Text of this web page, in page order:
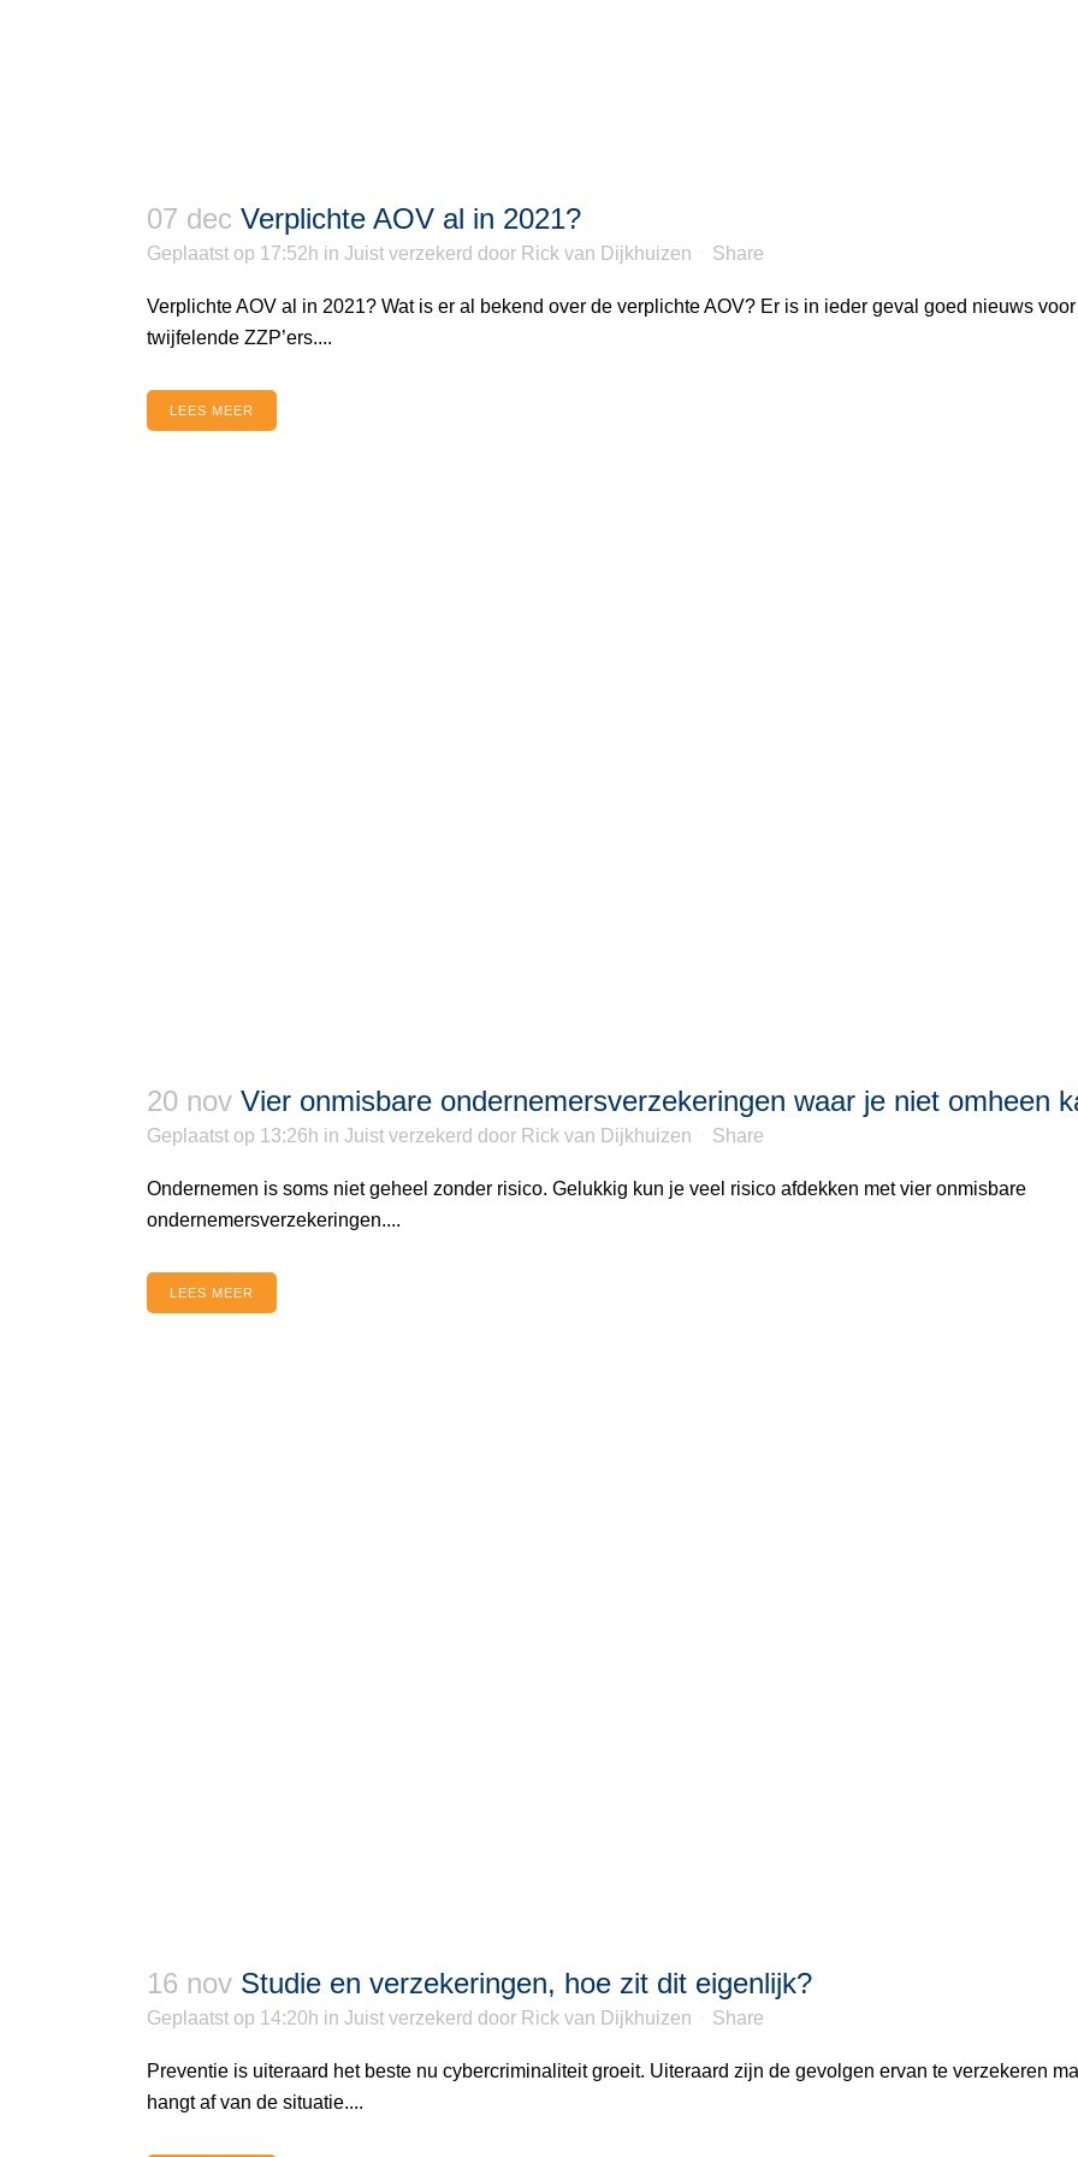
07 dec Verplichte AOV al in 2021?
Geplaatst op 17:52h in Juist verzekerd door Rick van Dijkhuizen Share
Verplichte AOV al in 2021? Wat is er al bekend over de verplichte AOV? Er is in ieder geval goed nieuws voor
twijfelende ZZP’ers....
LEES MEER
20 nov Vier onmisbare ondernemersverzekeringen waar je niet omheen
Geplaatst op 13:26h in Juist verzekerd door Rick van Dijkhuizen Share
Ondernemen is soms niet geheel zonder risico. Gelukkig kun je veel risico afdekken met vier onmisbare
ondernemersverzekeringen....
LEES MEER
16 nov Studie en verzekeringen, hoe zit dit eigenlijk?
Geplaatst op 14:20h in Juist verzekerd door Rick van Dijkhuizen Share
Preventie is uiteraard het beste nu cybercriminaliteit groeit. Uiteraard zijn de gevolgen ervan te verzekeren
hangt af van de situatie....